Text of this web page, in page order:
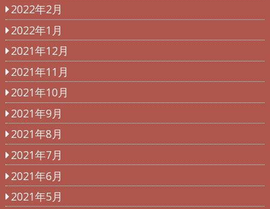
2022年2月
2022年1月
2021年12月
2021年11月
2021年10月
2021年9月
2021年8月
2021年7月
2021年6月
2021年5月